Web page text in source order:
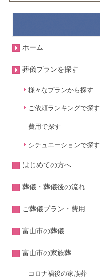
ホーム
葬儀プランを探す
様々なプランから探す
ご依頼ランキングで探す
費用で探す
シチュエーションで探す
はじめての方へ
葬儀・葬儀後の流れ
ご葬儀プラン・費用
富山市の葬儀
富山市の家族葬
コロナ禍後の家族葬